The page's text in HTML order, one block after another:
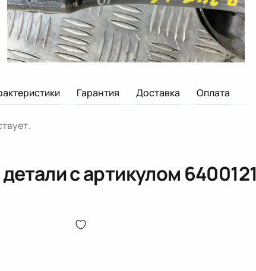
Гарантия Доставка Оплата
с артикулом 6400121